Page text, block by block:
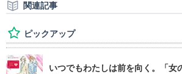
関連記事
ピックアップ
いつでもわたしは前を向く。「女